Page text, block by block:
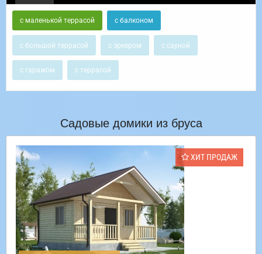
с маленькой террасой с балконом
с большой террасой с эркером с сауной
с гаражом с террасой
Садовые домики из бруса
ХИТ ПРОДАЖ